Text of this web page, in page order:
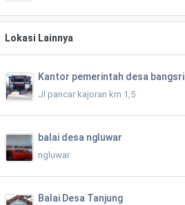
Lokasi Lainnya
Kantor pemerintah desa bangsri
Jl pancar kajoran km 1,5
balai desa ngluwar
ngluwar
Balai Desa Tanjung